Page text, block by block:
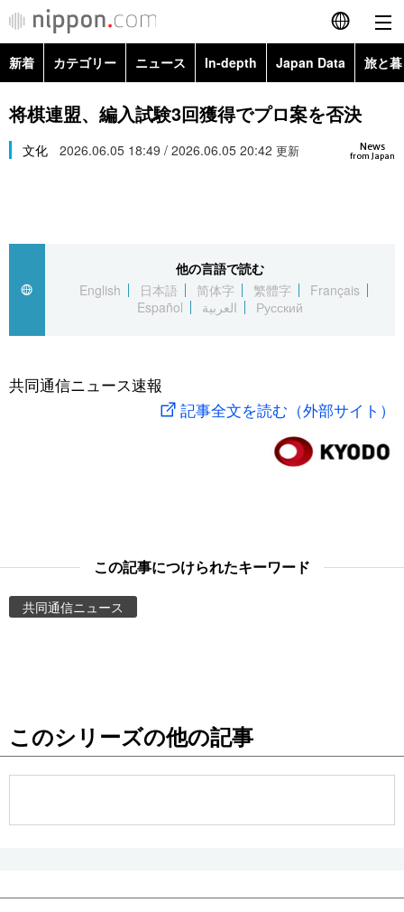
English
简体字
繁體字
العربية
社会
旅と暮らし
東京
新着 カテゴリー ニュース In-depth Japan Data 旅と
政治・外交
経済・ビジネス
社会
文化
科学・技術
暮らし
Topics
Images
お知らせ
将棋連盟、編入試験3回獲得でプロ案を否決
News
from Japan
文化 2026.06.05 18:49 / 2026.06.05 20:42 更新
他の言語で読む
English
日本語 简体字 繁體字
Français
Español
العربية Русский
共同通信ニュース速報
記事全文を読む（外部サイト）
この記事につけられたキーワード
共同通信ニュース
このシリーズの他の記事